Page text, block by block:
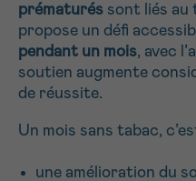
prématurés sont liés au
propose un défi
pendant un mois, avec
soutien augmente
de réussite.
Un mois sans tabac,
une amélioration du
VOTRE QUESTION
Je souhaite recevoir